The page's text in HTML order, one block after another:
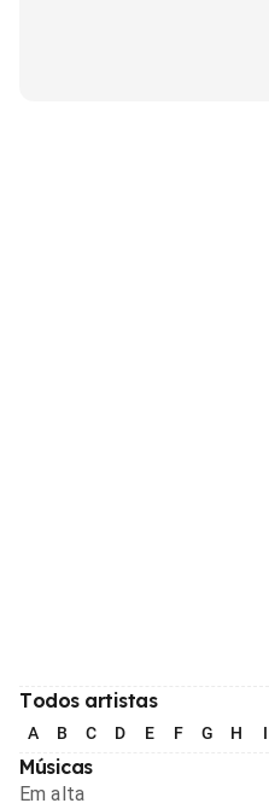
Todos artistas
A B C D E F G H I
Músicas
Em alta